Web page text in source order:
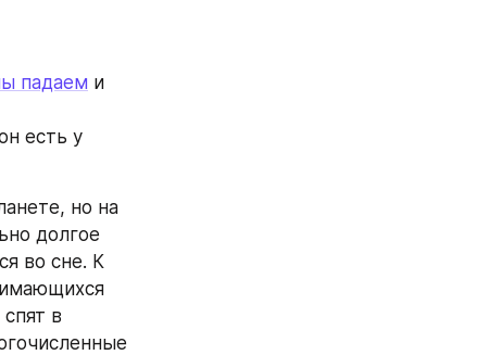
падаем и
есть у
но на
долгое
во сне. К
в